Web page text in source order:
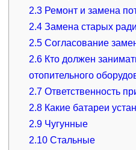
2.3 Ремонт и замена
2.4 Замена старых
2.5 Согласование
2.6 Кто должен
отопительного
2.7 Ответственность
2.8 Какие батареи
2.9 Чугунные
2.10 Стальные